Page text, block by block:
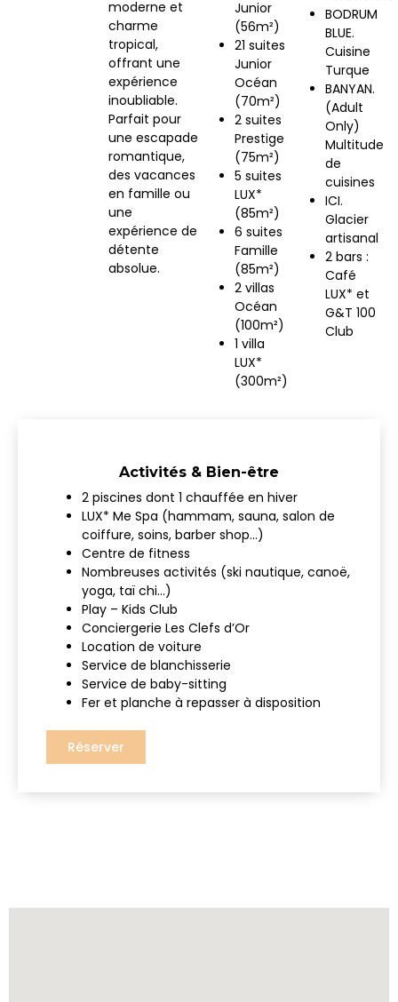
moderne et
charme
tropical,
offrant une
expérience
inoubliable.
Parfait pour
une escapade
romantique,
des vacances
en famille ou
une
expérience de
détente
absolue.
Junior
(56m²)
21 suites
Junior
Océan
(70m²)
2 suites
Prestige
(75m²)
5 suites
LUX*
(85m²)
6 suites
Famille
(85m²)
2 villas
Océan
(100m²)
1 villa
LUX*
(300m²)
BODRUM
BLUE.
Cuisine
Turque
BANYAN.
(Adult
Only)
Multitude
de
cuisines
ICI.
Glacier
artisanal
2 bars :
Café
LUX* et
G&T 100
Club
Activités & Bien-être
Réserver
2 piscines dont 1 chauffée en hiver
LUX* Me Spa (hammam, sauna, salon de
coiffure, soins, barber shop…)
Centre de fitness
Nombreuses activités (ski nautique, canoë,
yoga, taï chi…)
Play – Kids Club
Conciergerie Les Clefs d’Or
Location de voiture
Service de blanchisserie
Service de baby-sitting
Fer et planche à repasser à disposition